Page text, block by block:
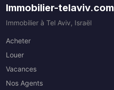
Immobilier-telaviv.com
Immobilier à Tel Aviv, Israël
Acheter
Louer
Vacances
Nos Agents